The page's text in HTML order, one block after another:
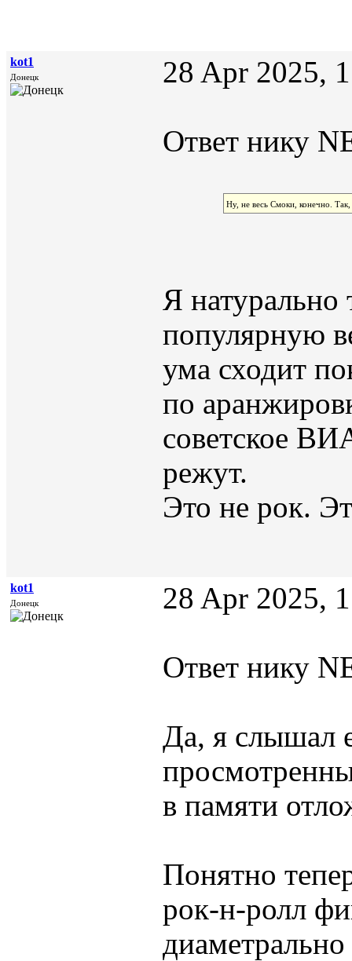
kot1
Донецк 28 Apr 2025,
Ответ нику
Ну, не весь Смоки, конечно.
Я натурально
популярную
ума сходит
по
советское
режут.
Это не рок.
kot1
Донецк 28 Apr 2025,
Ответ нику
Да, я слышал
в памяти
Понятно
рок-н-ролл